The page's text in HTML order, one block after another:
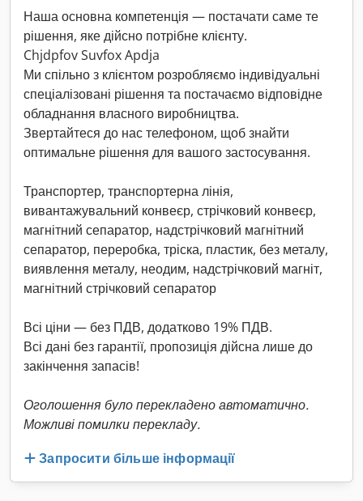
Наша основна компетенція — постачати саме те
рішення, яке дійсно потрібне клієнту.
Chjdpfov Suvfox Apdja
Ми спільно з клієнтом розробляємо індивідуальні
спеціалізовані рішення та постачаємо відповідне
обладнання власного виробництва.
Звертайтеся до нас телефоном, щоб знайти
оптимальне рішення для вашого застосування.
Транспортер, транспортерна лінія,
вивантажувальний конвеєр, стрічковий конвеєр,
магнітний сепаратор, надстрічковий магнітний
сепаратор, переробка, тріска, пластик, без металу,
виявлення металу, неодим, надстрічковий магніт,
магнітний стрічковий сепаратор
Всі ціни — без ПДВ, додатково 19% ПДВ.
Всі дані без гарантії, пропозиція дійсна лише до
закінчення запасів!
Оголошення було перекладено автоматично.
Можливі помилки перекладу.
Запросити більше інформації